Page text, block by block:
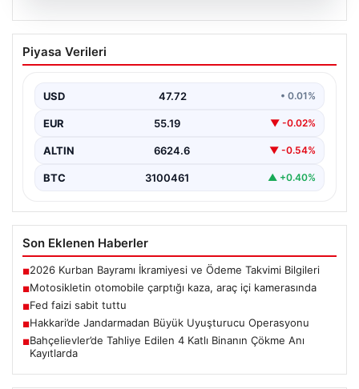
Motosikletin otomobile çarptığı kaza,
araç içi kamerasında
Piyasa Verileri
USD 47.72 • 0.01%
EUR 55.19 ▼ -0.02%
ALTIN 6624.6 ▼ -0.54%
BTC 3100461 ▲ +0.40%
Son Eklenen Haberler
■2026 Kurban Bayramı İkramiyesi ve Ödeme Takvimi Bilgileri
■Motosikletin otomobile çarptığı kaza, araç içi kamerasında
■Fed faizi sabit tuttu
■Hakkari’de Jandarmadan Büyük Uyuşturucu Operasyonu
■Bahçelievler’de Tahliye Edilen 4 Katlı Binanın Çökme Anı
Kayıtlarda